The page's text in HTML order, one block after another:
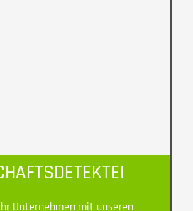
Unternehmen mit unseren